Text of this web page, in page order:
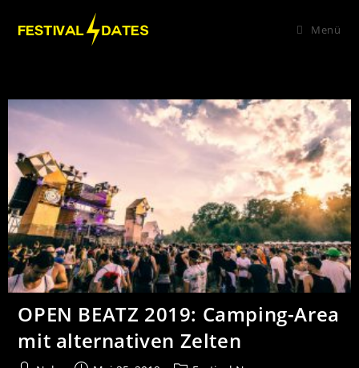
Menü
OPEN BEATZ 2019: Camping-Area
mit alternativen Zelten